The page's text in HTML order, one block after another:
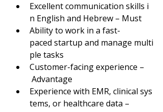
Excellent communication skills i
n English and Hebrew – Must
Ability to work in a fast-
paced startup and manage multi
ple tasks
Customer-facing experience –
Advantage
Experience with EMR, clinical sys
tems, or healthcare data –